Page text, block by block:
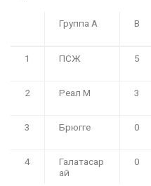
Группа А В
1 ПСЖ 5
2 Реал М 3
3 Брюгге 0
4
Галатасар
ай
0